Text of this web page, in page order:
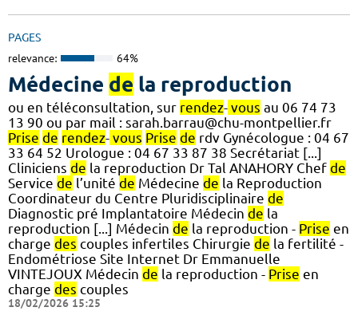
PAGES
relevance: 64%
Médecine de la reproduction
ou en téléconsultation, sur rendez- vous au 06 74 73
13 90 ou par mail : sarah.barrau@chu-montpellier.fr
Prise de rendez- vous Prise de rdv Gynécologue : 04 67
33 64 52 Urologue : 04 67 33 87 38 Secrétariat [...]
Cliniciens de la reproduction Dr Tal ANAHORY Chef de
Service de l’unité de Médecine de la Reproduction
Coordinateur du Centre Pluridisciplinaire de
Diagnostic pré Implantatoire Médecin de la
reproduction [...] Médecin de la reproduction - Prise en
charge des couples infertiles Chirurgie de la fertilité -
Endométriose Site Internet Dr Emmanuelle
VINTEJOUX Médecin de la reproduction - Prise en
charge des couples
18/02/2026 15:25